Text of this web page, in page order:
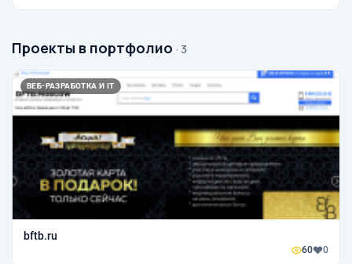
Проекты в портфолио · 3
ВЕБ-РАЗРАБОТКА И IT
bftb.ru
60 0